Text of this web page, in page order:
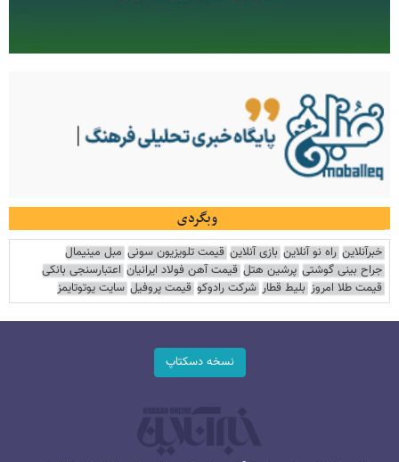
وبگردی
خبرآنلاین راه نو آنلاین بازی آنلاین قیمت تلویزیون سونی مبل مینیمال
جراح بینی گوشتی پرشین هتل قیمت آهن فولاد ایرانیان اعتبارسنجی بانکی
قیمت طلا امروز بلیط قطار شرکت رادوکو قیمت پروفیل سایت یوتوتایمز
نسخه دسکتاپ